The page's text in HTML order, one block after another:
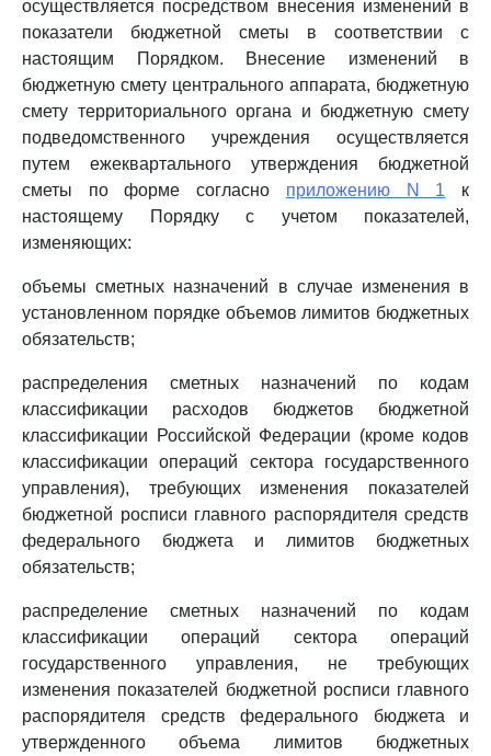
осуществляется посредством внесения изменений в
показатели бюджетной сметы в соответствии с
настоящим Порядком. Внесение изменений в
бюджетную смету центрального аппарата, бюджетную
смету территориального органа и бюджетную смету
подведомственного учреждения осуществляется
путем ежеквартального утверждения бюджетной
сметы по форме согласно приложению N 1 к
настоящему Порядку с учетом показателей,
изменяющих:
объемы сметных назначений в случае изменения в
установленном порядке объемов лимитов бюджетных
обязательств;
распределения сметных назначений по кодам
классификации расходов бюджетов бюджетной
классификации Российской Федерации (кроме кодов
классификации операций сектора государственного
управления), требующих изменения показателей
бюджетной росписи главного распорядителя средств
федерального бюджета и лимитов бюджетных
обязательств;
распределение сметных назначений по кодам
классификации операций сектора операций
государственного управления, не требующих
изменения показателей бюджетной росписи главного
распорядителя средств федерального бюджета и
утвержденного объема лимитов бюджетных